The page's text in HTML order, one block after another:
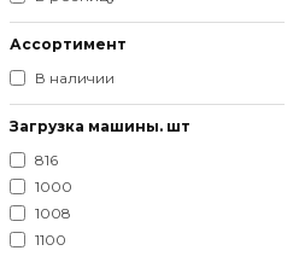
Ассортимент
В наличии
Загрузка машины. шт
816
1000
1008
1100